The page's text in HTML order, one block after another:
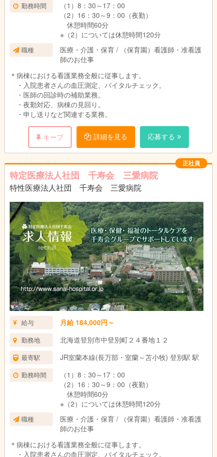
勤務時間
（1）8：30～17：00
（2）16：30～9：00（夜勤）
休憩時間60分
※（2）については休憩時間120分
職種
医療・介護・保育 / （保育園）看護師・准看護
師のお仕事
＊病棟における看護業務全般に従事します。
・入院患者さんの血圧測定、バイタルチェック。
・医師の回診時の補助業務。
・夜勤対応、病棟の見回り。
・申し送りなど関連する業務。
キープ 詳細を見る 応募する
正社員
特定医療法人社団 千寿会 三愛病院
特性医療法人社団 千寿会 三愛病院
給与 月給 184,000円～
勤務地 北海道登別市中登別町２４番地１２
最寄駅 JR室蘭本線(長万部・室蘭～苫小牧) 登別駅 駅
勤務時間
（1）8：30～17：00
（2）16：30～9：00（夜勤）
休憩時間60分
※（2）については休憩時間120分
職種
医療・介護・保育 / （保育園）看護師・准看護
師のお仕事
＊病棟における看護業務全般に従事します。
・入院患者さんの血圧測定、バイタルチェック。